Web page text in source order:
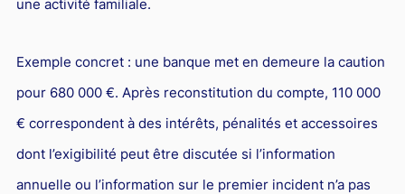
une activité familiale.
Exemple concret : une banque met en demeure la caution
pour 680 000 €. Après reconstitution du compte, 110 000
€ correspondent à des intérêts, pénalités et accessoires
dont l’exigibilité peut être discutée si l’information
annuelle ou l’information sur le premier incident n’a pas